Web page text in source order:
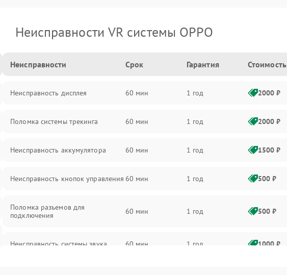
Неисправности VR системы OPPO
Неисправности Срок Гарантия Стоимость
Неисправность дисплея 60 мин 1 год 2000 ₽
Поломка системы трекинга 60 мин 1 год 2000 ₽
Неисправность аккумулятора 60 мин 1 год 1500 ₽
Неисправность кнопок управления 60 мин 1 год 500 ₽
Поломка разъемов для
подключения
60 мин 1 год 500 ₽
Неисправность системы звука 60 мин 1 год 1000 ₽